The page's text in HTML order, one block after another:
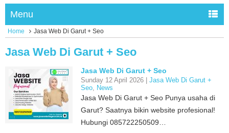
Menu
Home Jasa Web Di Garut + Seo
Jasa Web Di Garut + Seo
Jasa Web Di Garut + Seo
Sunday 12 April 2026 | Jasa Web Di Garut +
Seo, News
Jasa Web Di Garut + Seo Punya usaha di
Garut? Saatnya bikin website profesional!
Hubungi 085722250509…